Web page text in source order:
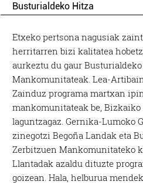
Busturialdeko Hitza
Etxeko pertsona nagusiak
herritarren bizi kalitatea
aurkeztu du gaur
Mankomunitateak. Lea-
Zainduz programa martxan
mankomunitateak be,
laguntzagaz. Gernika-Lumoko
zinegotzi Begoña Landak eta
Zerbitzuen Mankomunitateko
Llantadak azaldu dituzte
goizean. Hala, helburua